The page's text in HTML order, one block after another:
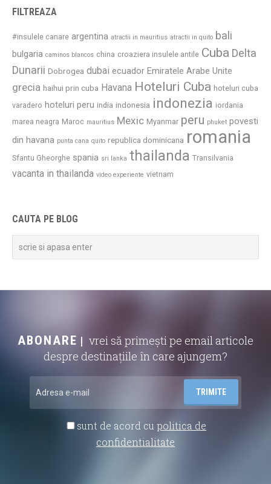
FILTREAZA
#insulele canare argentina atractii in mauritius atractii in quito bali
bulgaria caminos blancos china croaziera insulele antile Cuba Delta
Dunarii Dobrogea dubai ecuador Emiratele Arabe Unite
grecia haihui prin cuba Havana Hoteluri Cuba hoteluri cuba
varadero hoteluri peru india indonesia indonezia iordania
marea neagra Maroc mauritius Mexic Myanmar peru phuket povesti
din havana punta cana quito republica dominicana romania
Sfantu Gheorghe spania sri lanka thailanda Transilvania
vacanta in thailanda video experiente vietnam
CAUTA PE BLOG
ABONARE
vrei să primești pe email articole
despre destinațiile în care ajungem?
sunt de acord cu politica de
confidentialitate